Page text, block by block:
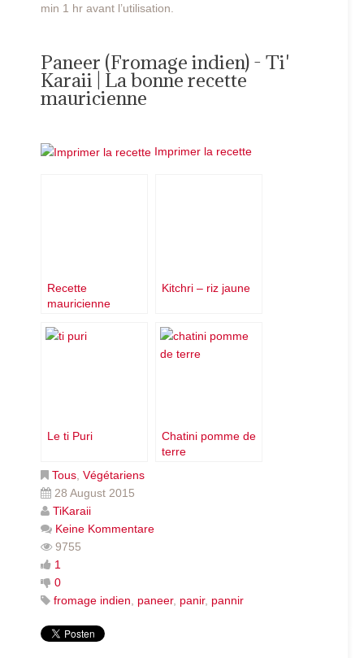
min 1 hr avant l’utilisation.
Paneer (Fromage indien) - Ti'
Karaii | La bonne recette
mauricienne
Imprimer la recette
Recette
mauricienne
Kitchri – riz jaune
Le ti Puri
Chatini pomme de
terre
Tous Végétariens
28 August 2015
TiKaraii
Keine Kommentare
9755
1
0
fromage indien
paneer, panir, pannir